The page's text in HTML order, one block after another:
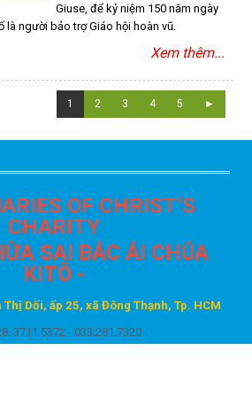
Giuse, để kỷ niệm 150 năm ngày
người bảo trợ Giáo hội hoàn vũ.
Xem thêm...
1 2 3 4 5 ►
OF CHRIST’S
CHARITY
SAI BÁC ÁI CHÚA
KITÔ -
Dối, ấp 25, xã Đông Thạnh, Tp. HCM
3711.5372 - 033.281.7320